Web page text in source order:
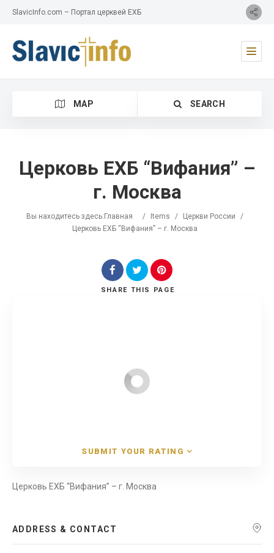
SlavicInfo.com – Портал церквей ЕХБ
MAP SEARCH
Location
Церковь ЕХБ “Вифания” –
г. Москва
Вы находитесь здесь:Главная / Items / Церкви России
/
Церковь ЕХБ “Вифания” – г. Москва
SHARE THIS PAGE
SUBMIT YOUR RATING
Церковь ЕХБ “Вифания” – г. Москва
ADDRESS & CONTACT